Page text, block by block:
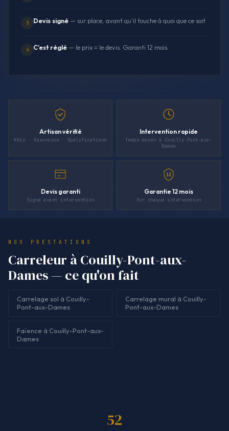
3 Devis signé — sur place, avant qu'il touche à quoi que ce soit
4 C'est réglé — le prix = le devis. Garanti 12 mois.
Artisan vérifié
Kbis · Assurance · Qualifications
Intervention rapide
Temps moyen à Couilly-Pont-aux-
Dames
Devis garanti
Signé avant intervention
12
Garantie 12 mois
Sur chaque intervention
NOS PRESTATIONS
Carreleur à Couilly-Pont-aux-
Dames — ce qu'on fait
Carrelage sol à Couilly-
Pont-aux-Dames
Carrelage mural à Couilly-
Pont-aux-Dames
Faïence à Couilly-Pont-aux-
Dames
52